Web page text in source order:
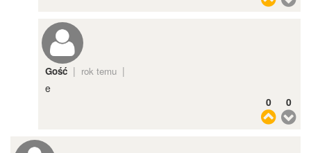
Gość | rok temu |
e
0
0